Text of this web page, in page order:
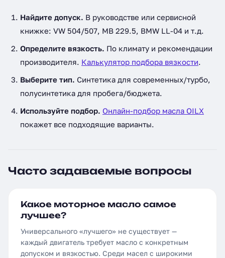
Найдите допуск. В руководстве или сервисной
книжке: VW 504/507, MB 229.5, BMW LL-04 и т.д.
Определите вязкость. По климату и рекомендации
производителя. Калькулятор подбора вязкости.
Выберите тип. Синтетика для современных/турбо,
полусинтетика для пробега/бюджета.
Используйте подбор. Онлайн-подбор масла OILX
покажет все подходящие варианты.
Часто задаваемые вопросы
Какое моторное масло самое
лучшее?
Универсального «лучшего» не существует —
каждый двигатель требует масло с конкретным
допуском и вязкостью. Среди масел с широкими